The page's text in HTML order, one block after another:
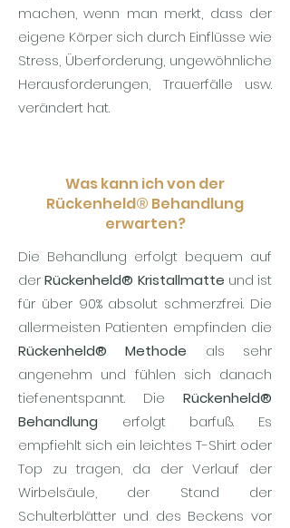
machen, wenn man merkt, dass der
eigene Körper sich durch Einflüsse wie
Stress, Überforderung, ungewöhnliche
Herausforderungen, Trauerfälle usw.
verändert hat.
Was kann ich von der
Rückenheld® Behandlung
erwarten?
Die Behandlung erfolgt bequem auf
derRückenheld® Kristallmatte und ist
für über 90% absolut schmerzfrei. Die
allermeisten Patienten empfinden die
Rückenheld® Methode als sehr
angenehm und fühlen sich danach
tiefenentspannt. Die Rückenheld®
Behandlung erfolgt barfuß. Es
empfiehlt sich ein leichtes T-Shirt oder
Top zu tragen, da der Verlauf der
Wirbelsäule, der Stand der
Schulterblätter und des Beckens vor